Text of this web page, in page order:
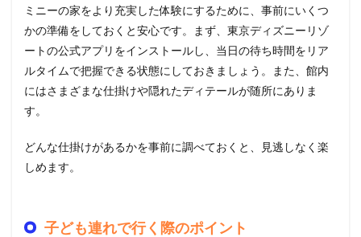
ミニーの家をより充実した体験にするために、事前にいくつ
かの準備をしておくと安心です。まず、東京ディズニーリゾ
ートの公式アプリをインストールし、当日の待ち時間をリア
ルタイムで把握できる状態にしておきましょう。また、館内
にはさまざまな仕掛けや隠れたディテールが随所にありま
す。
どんな仕掛けがあるかを事前に調べておくと、見逃しなく楽
しめます。
子ども連れで行く際のポイント